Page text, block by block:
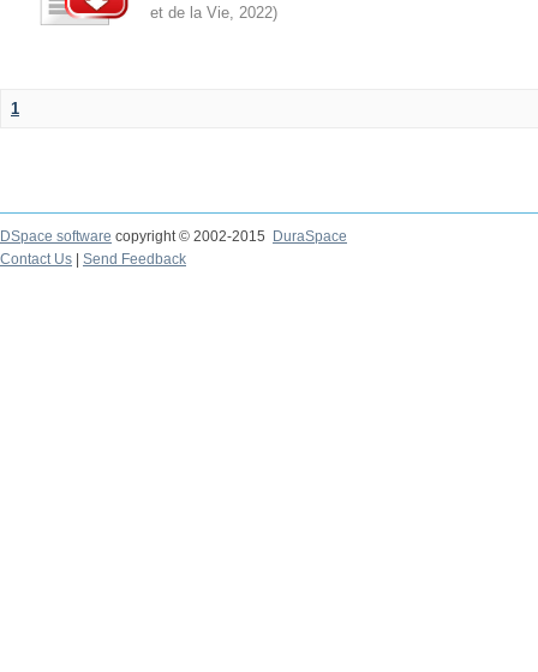
et de la Vie, 2022)
1
DSpace software copyright © 2002-2015
DuraSpace
Contact Us
Send Feedback